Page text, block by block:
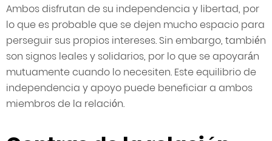
Ambos disfrutan de su independencia y libertad, por
lo que es probable que se dejen mucho espacio para
perseguir sus propios intereses. Sin embargo, también
son signos leales y solidarios, por lo que se apoyarán
mutuamente cuando lo necesiten. Este equilibrio de
independencia y apoyo puede beneficiar a ambos
miembros de la relación.